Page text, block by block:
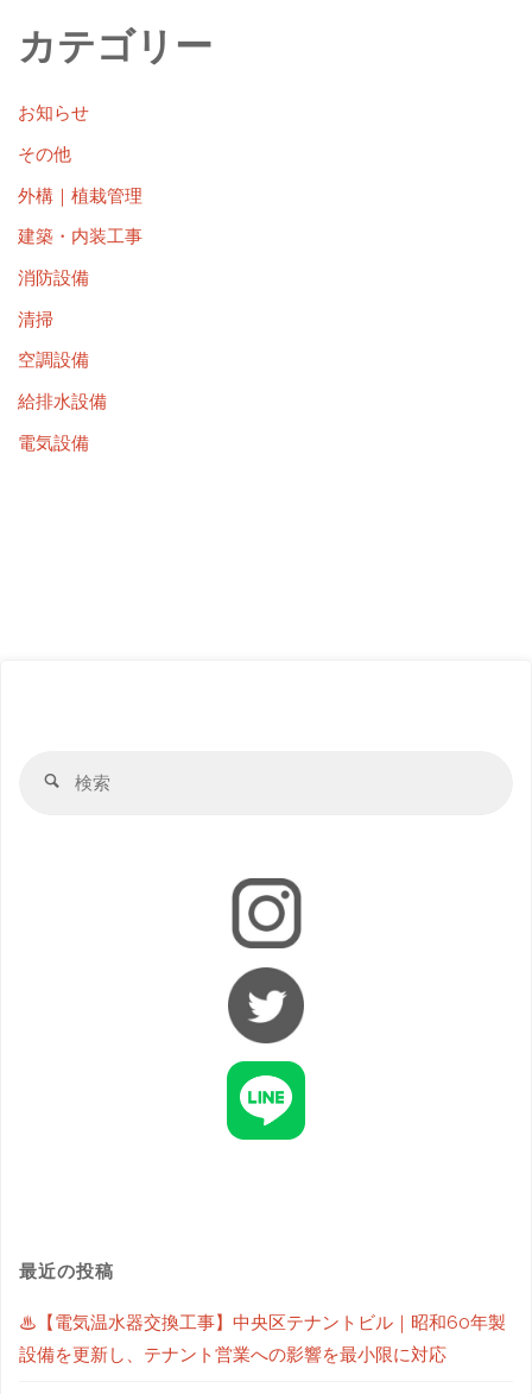
カテゴリー
お知らせ
その他
外構｜植栽管理
建築・内装工事
消防設備
清掃
空調設備
給排水設備
電気設備
最近の投稿
♨【電気温水器交換工事】中央区テナントビル｜昭和60年製
設備を更新し、テナント営業への影響を最小限に対応